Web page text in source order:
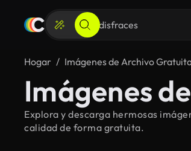
Hogar Imágenes de Archivo
Imágenes
Explora y descarga hermosas
calidad de forma gratuita.